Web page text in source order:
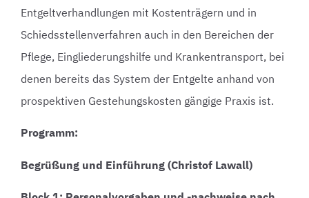
Entgeltverhandlungen mit Kostenträgern und in
Schiedsstellenverfahren auch in den Bereichen der
Pflege, Eingliederungshilfe und Krankentransport, bei
denen bereits das System der Entgelte anhand von
prospektiven Gestehungskosten gängige Praxis ist.
Programm:
Begrüßung und Einführung (Christof Lawall)